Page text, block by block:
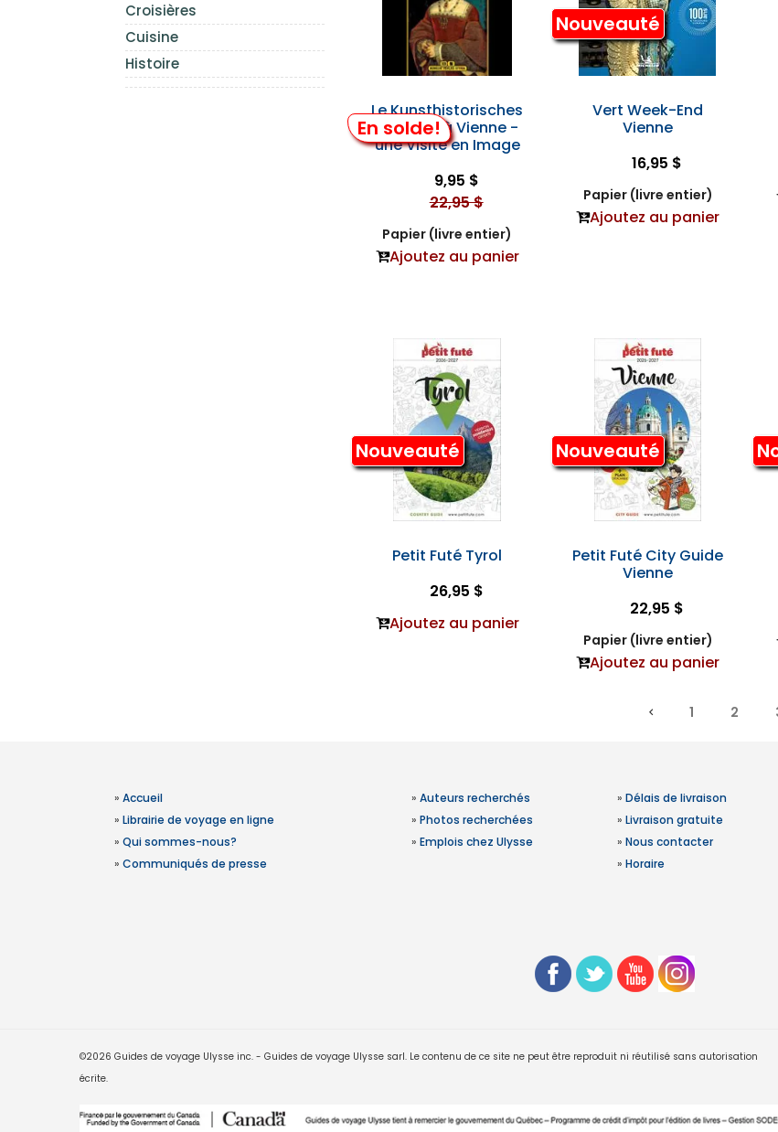
Croisières
Cuisine
Histoire
En solde!
Le Kunsthistorisches
Museum à Vienne -
une Visite en Image
9,95 $
22,95 $
Papier (livre entier)
Ajoutez au panier
Nouveauté
Vert Week-End
Vienne
16,95 $
Papier (livre entier)
Ajoutez au panier
Nouveauté
Petit Futé Tyrol
26,95 $
Ajoutez au panier
Nouveauté
Petit Futé City Guide
Vienne
22,95 $
Papier (livre entier)
Ajoutez au panier
1 2
» Accueil
» Librairie de voyage en ligne
» Qui sommes-nous?
» Communiqués de presse
» Auteurs recherchés
» Photos recherchées
» Emplois chez Ulysse
» Délais de livraison
» Livraison gratuite
» Nous contacter
» Horaire
©2026 Guides de voyage Ulysse inc. - Guides de voyage Ulysse sarl. Le contenu de ce site ne peut être reproduit ni réutilisé sans autorisation
écrite.